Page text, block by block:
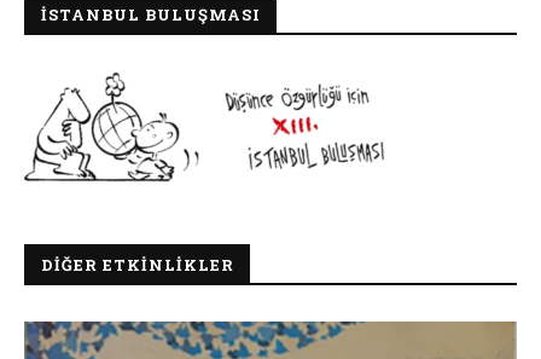
İSTANBUL BULUŞMASI
DIĞER ETKINLIKLER